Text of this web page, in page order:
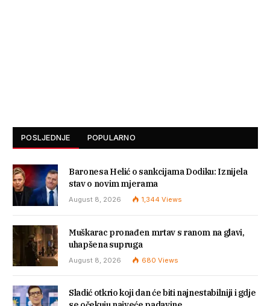
POSLJEDNJE POPULARNO
Baronesa Helić o sankcijama Dodiku: Iznijela
stav o novim mjerama
August 8, 2026 1,344 Views
Muškarac pronađen mrtav s ranom na glavi,
uhapšena supruga
August 8, 2026 680 Views
Sladić otkrio koji dan će biti najnestabilniji i gdje